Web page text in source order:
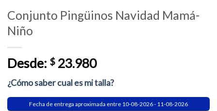
Conjunto Pingüinos Navidad Mamá-
Niño
Desde: $ 23.980
¿Cómo saber cual es mi talla?
Fecha de entrega aproximada entre 10-08-2026 - 11-08-2026